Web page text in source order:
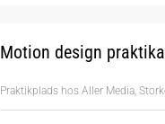
Motion design
Praktikplads hos Aller Media,